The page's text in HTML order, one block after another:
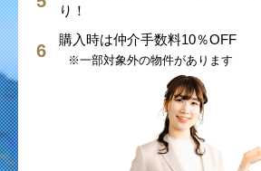
り！
購入時は仲介手数料10％OFF
※一部対象外の物件があります